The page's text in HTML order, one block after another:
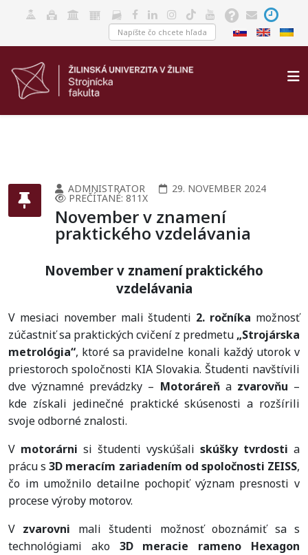
ADMNISTRATOR 29. NOVEMBER 2024
PREČÍTANÉ: 811X
November v znamení
praktického vzdelávania
November v znamení praktického
vzdelávania
V mesiaci november mali študenti 2. ročníka možnosť
zúčastniť sa praktických cvičení z predmetu „Strojárska
metrológia“, ktoré sa pravidelne konali každý utorok v
priestoroch spoločnosti KIA Slovakia. Študenti navštívili
dve významné prevádzky – Motoráreňa zvarovňu –
kde získali jedinečné praktické skúsenosti a rozšírili
svoje odborné znalosti.
V motorárni si študenti vyskúšali skúšky tvrdosti a
prácu s3D meracím zariadením od spoločnosti ZEISS,
čo im umožnilo detailne pochopiť význam presnosti v
procese výroby motorov.
V zvarovni mali študenti možnosť oboznámiť sa s
technológiami ako 3D meracie rameno Hexagon